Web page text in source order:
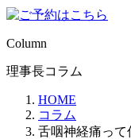
Column
理事長コラム
HOME
コラム
舌咽神経痛って